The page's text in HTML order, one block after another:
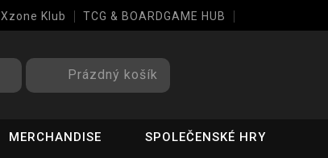
Xzone Klub TCG & BOARDGAME HUB
Prázdný košík
MERCHANDISE SPOLEČENSKÉ HRY